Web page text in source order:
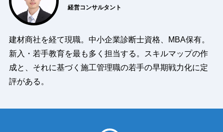
経営コンサルタント
建材商社を経て現職。中小企業診断士資格、MBA保有。
新入・若手教育を最も多く担当する。スキルマップの作
成と、それに基づく施工管理職の若手の早期戦力化に定
評がある。